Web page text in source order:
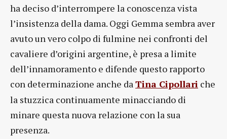
ha deciso d’interrompere la conoscenza vista
l’insistenza della dama. Oggi Gemma sembra aver
avuto un vero colpo di fulmine nei confronti del
cavaliere d’origini argentine, è presa a limite
dell’innamoramento e difende questo rapporto
con determinazione anche daTina Cipollari che
la stuzzica continuamente minacciando di
minare questa nuova relazione con la sua
presenza.